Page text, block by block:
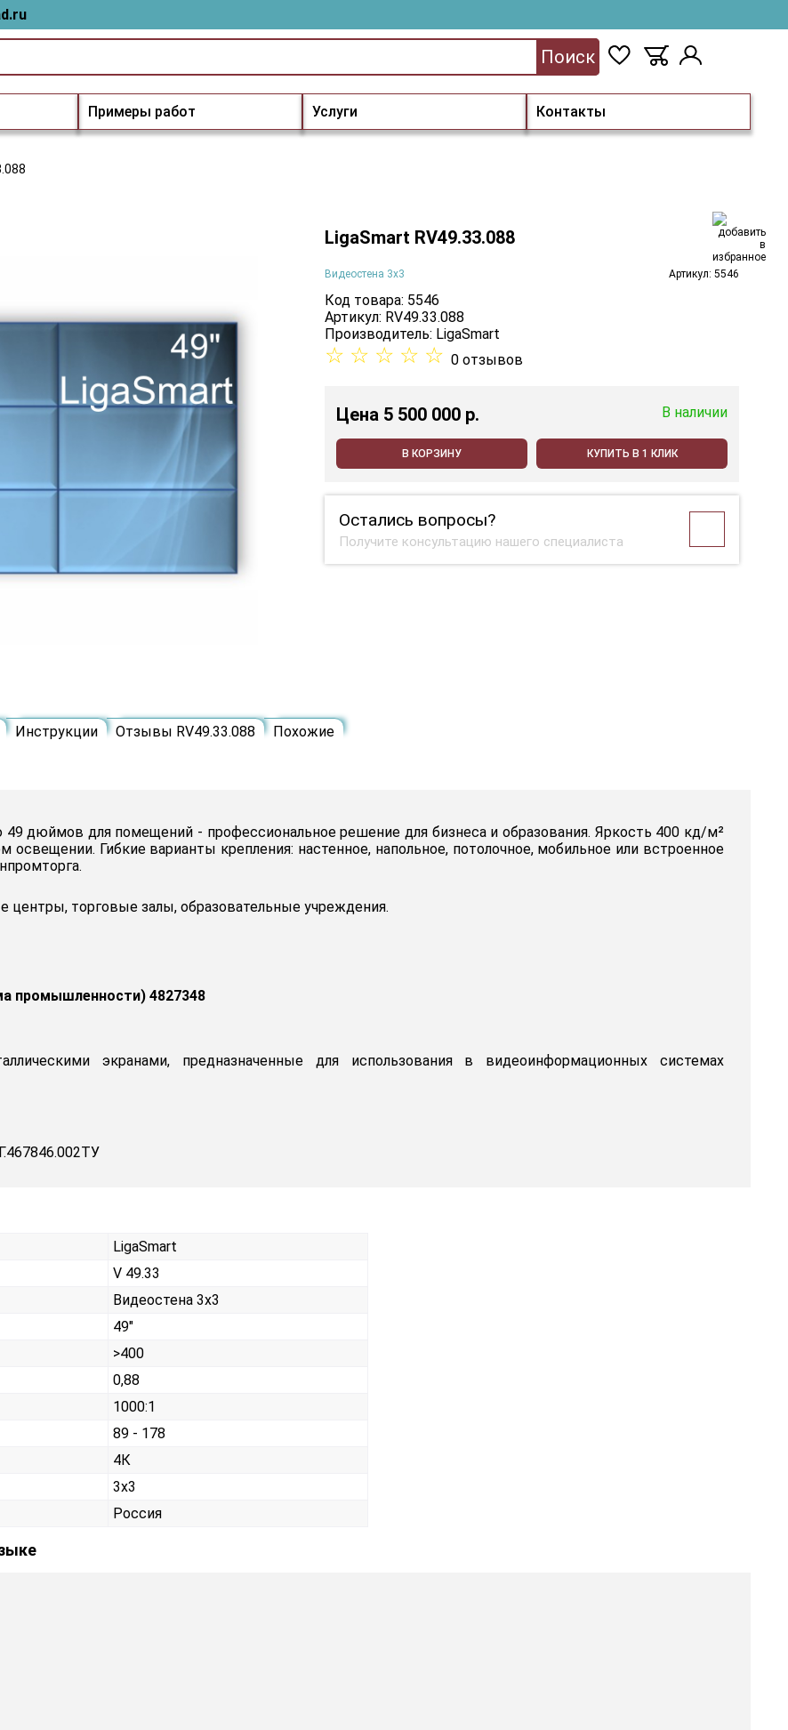
Примеры работ Услуги Контакты
Поиск
LigaSmart RV49.33.088
Видеостена 3х3 Артикул: 5546
Код товара: 5546
Артикул: RV49.33.088
Производитель: LigaSmart
☆ ☆ ☆ ☆ ☆ 0 отзывов
Цена 5 500 000 p. В наличии
В КОРЗИНУ КУПИТЬ В 1 КЛИК
Остались вопросы?
Получите консультацию нашего специалиста
Инструкции Отзывы RV49.33.088 Похожие
дюймов для помещений - профессиональное решение для бизнеса и образования. Яркость 400 кд/м²
Гибкие варианты крепления: настенное, напольное, потолочное, мобильное или встроенное
центры, торговые залы, образовательные учреждения.
промышленности) 4827348
экранами, предназначенные для использования в видеоинформационных системах
LigaSmart
V 49.33
Видеостена 3х3
49"
>400
0,88
1000:1
89 - 178
4К
3x3
Россия